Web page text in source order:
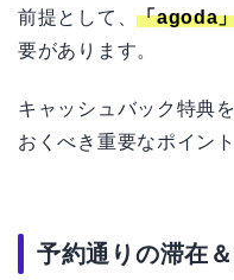
前提として、「agoda
要があります。
キャッシュバック特典
おくべき重要なポイン
予約通りの滞在